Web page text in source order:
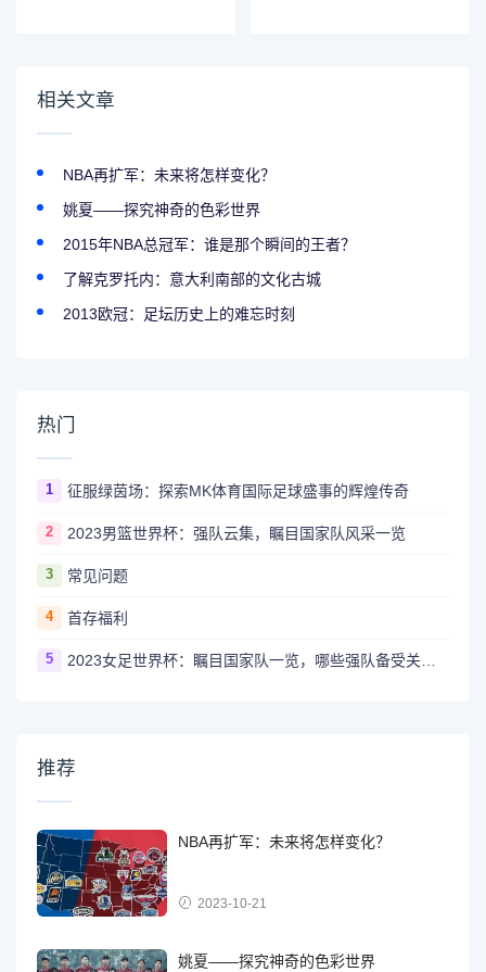
相关文章
NBA再扩军：未来将怎样变化？
姚夏——探究神奇的色彩世界
2015年NBA总冠军：谁是那个瞬间的王者？
了解克罗托内：意大利南部的文化古城
2013欧冠：足坛历史上的难忘时刻
热门
1 征服绿茵场：探索MK体育国际足球盛事的辉煌传奇
2 2023男篮世界杯：强队云集，瞩目国家队风采一览
3 常见问题
4 首存福利
5
推荐
NBA再扩军：未来将怎样变化？
2023-10-21
姚夏——探究神奇的色彩世界